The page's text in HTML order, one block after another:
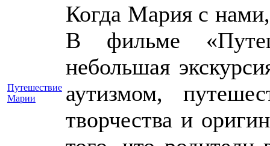
Путешествие
Марии
Когда Мария с
В фильме
небольшая
аутизмом,
творчества и